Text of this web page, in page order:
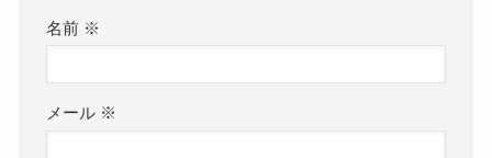
名前 ※
メール ※